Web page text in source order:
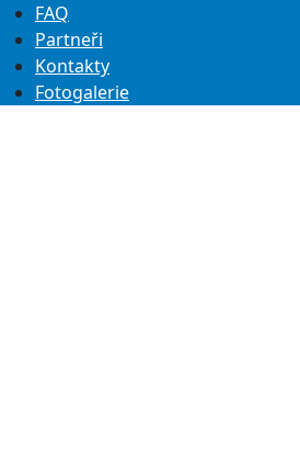
FAQ
Partneři
Kontakty
Fotogalerie